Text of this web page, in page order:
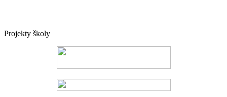
Projekty školy